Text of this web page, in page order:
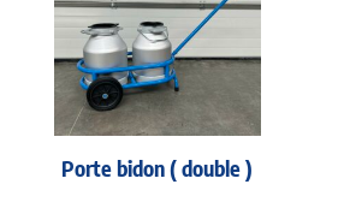
Porte bidon ( double )